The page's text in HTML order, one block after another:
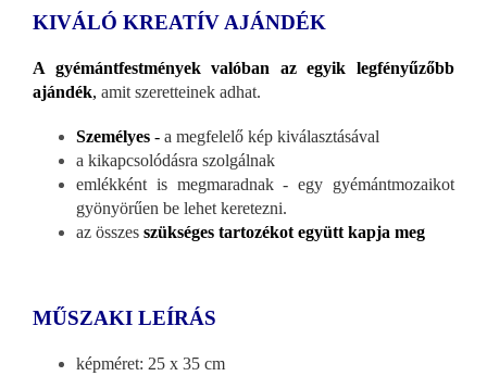
KIVÁLÓ KREATÍV AJÁNDÉK
A gyémántfestmények valóban az egyik legfényűzőbb
ajándék, amit szeretteinek adhat.
Személyes - a megfelelő kép kiválasztásával
a kikapcsolódásra szolgálnak
emlékként is megmaradnak - egy gyémántmozaikot
gyönyörűen be lehet keretezni.
az összes szükséges tartozékot együtt kapja meg
MŰSZAKI LEÍRÁS
képméret: 25 x 35 cm